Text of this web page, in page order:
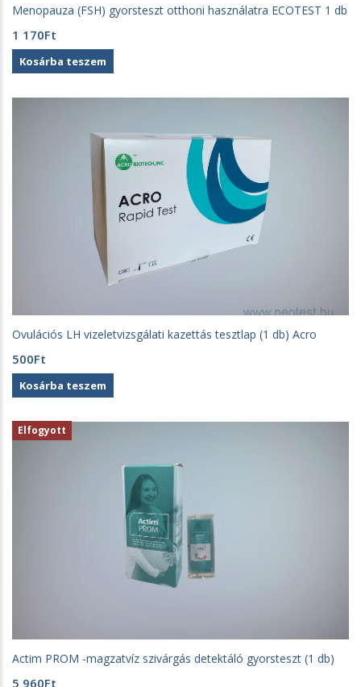
Menopauza (FSH) gyorsteszt otthoni használatra ECOTEST 1 db
1 170Ft
Kosárba teszem
Ovulációs LH vizeletvizsgálati kazettás tesztlap (1 db) Acro
500Ft
Kosárba teszem
Elfogyott
Actim PROM -magzatvíz szivárgás detektáló gyorsteszt (1 db)
5 960Ft